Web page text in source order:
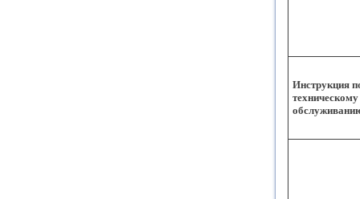
Инструкция
техническому